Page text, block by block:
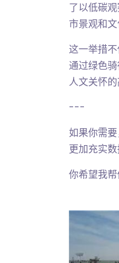
了以低碳
市景观和
这一举措
通过绿色
人文关怀
---
如果你需
更加充实数
你希望我帮